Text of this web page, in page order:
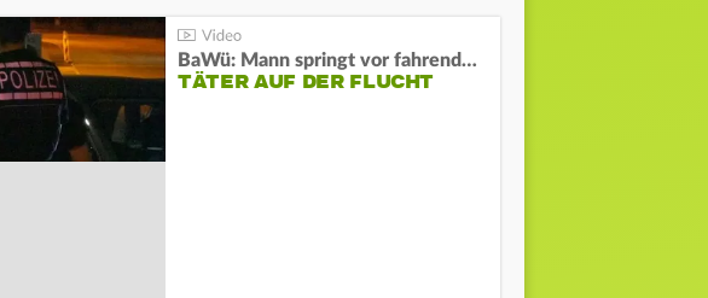
BaWü: Mann springt vor fahrendes Auto und schießt
TÄTER AUF DER FLUCHT